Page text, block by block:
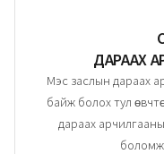
ДАРААХ
Мэс заслын дараах
байж болох тул
дараах